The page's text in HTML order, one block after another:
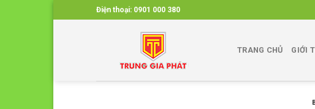
to
Điện thoại: 0901 000 380
TRANG CHỦ GIỚI